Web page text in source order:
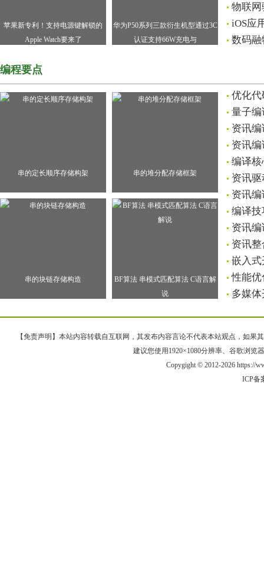
苹果新专利！支持电源键解锁的
Apple Watch要来了
华为P50系列三款衍生机型通过3C
认证支持66W充电与
物联
iOS应
数码
编程要点
串的定长顺序存储构架 串的堆分配存储框架
串的块链存储构造
BF算法 串模式匹配算法 C语言解
说
优化
量子
资讯
资讯
编译
资讯
资讯
编译
资讯
资讯
嵌入
性能
多媒体
【免责声明】本站内容转载自互联网，其发布内容言论不代表本站观点，如果
建议您使用1920×1080分辨率、谷歌浏览
Copygight © 2012-2026 https://
ICP备